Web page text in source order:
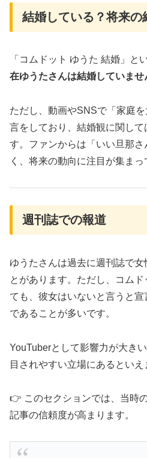
結婚している？将来の
「コムドット ゆうた 結婚」と
在ゆうたさんは結婚していませ
ただし、動画やSNSで「家庭
言をしており、結婚観に関して
す。ファンからは「いい旦那
く、将来の動向に注目が集まっ
週刊誌での報道
ゆうたさんは過去に週刊誌で
とがあります。ただし、コムド
ても、彼女はいないと言うと
であることが多いです。
YouTuberとして影響力が大き
目されやすい立場にあるといえ
👉 このセクションでは、当時
記事の信頼度が高まります。